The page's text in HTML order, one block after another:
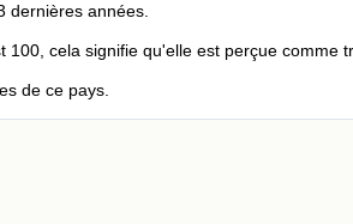
dernières années.
cela signifie qu'elle est perçue comme
de ce pays.